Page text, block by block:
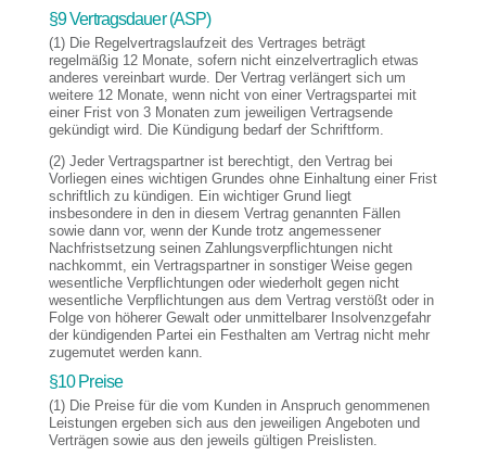
§9 Vertragsdauer (ASP)
(1) Die Regelvertragslaufzeit des Vertrages beträgt
regelmäßig 12 Monate, sofern nicht einzelvertraglich etwas
anderes vereinbart wurde. Der Vertrag verlängert sich um
weitere 12 Monate, wenn nicht von einer Vertragspartei mit
einer Frist von 3 Monaten zum jeweiligen Vertragsende
gekündigt wird. Die Kündigung bedarf der Schriftform.
(2) Jeder Vertragspartner ist berechtigt, den Vertrag bei
Vorliegen eines wichtigen Grundes ohne Einhaltung einer Frist
schriftlich zu kündigen. Ein wichtiger Grund liegt
insbesondere in den in diesem Vertrag genannten Fällen
sowie dann vor, wenn der Kunde trotz angemessener
Nachfristsetzung seinen Zahlungsverpflichtungen nicht
nachkommt, ein Vertragspartner in sonstiger Weise gegen
wesentliche Verpflichtungen oder wiederholt gegen nicht
wesentliche Verpflichtungen aus dem Vertrag verstößt oder in
Folge von höherer Gewalt oder unmittelbarer Insolvenzgefahr
der kündigenden Partei ein Festhalten am Vertrag nicht mehr
zugemutet werden kann.
§10 Preise
(1) Die Preise für die vom Kunden in Anspruch genommenen
Leistungen ergeben sich aus den jeweiligen Angeboten und
Verträgen sowie aus den jeweils gültigen Preislisten.